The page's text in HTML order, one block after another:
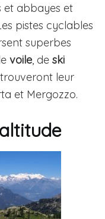
et abbayes et
pistes cyclables
superbes
voile , de ski
trouveront leur
et Mergozzo.